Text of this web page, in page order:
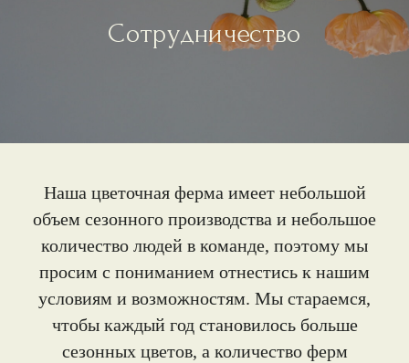
Сотрудничество
Наша цветочная ферма имеет небольшой
объем сезонного производства и небольшое
количество людей в команде, поэтому мы
просим с пониманием отнестись к нашим
условиям и возможностям. Мы стараемся,
чтобы каждый год становилось больше
сезонных цветов, а количество ферм